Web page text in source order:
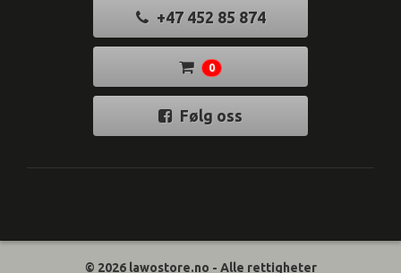
+47 452 85 874
0
Følg oss
© 2026 lawostore.no - Alle rettigheter